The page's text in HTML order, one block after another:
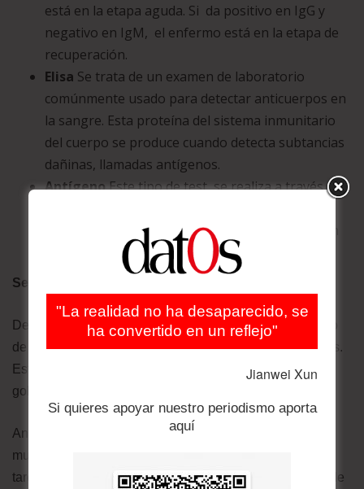
está en la etapa aguda. Si da positivo en IgG y
negativo en IgM, el enfermo está en la etapa de
recuperación.
Elisa Se trata de un examen de laboratorio
comúnmente usado para detectar anticuerpos en
la sangre. Esta proteína del sistema inmunitario
del cuerpo se produce cuando detecta subtancias
dañinas, llamadas antígenos.
AntígenoEste tipo de test se realiza a través de
proteína del virus de manera rápida: en cuestión
de 10 a 15 minutos.
Se amplía detección en Santa Cruz
Desde el ingreso del virus en territorio nacional, el foco
de la infección se centró en Santa Cruz, al oriente el país.
Este departamento se constituyó en la región más
golpeada por la Covid-19.
Ante la segunda ola de contagios, las autoridades
municipales y departamentales optaron por reforzar las
tareas de detección masiva para la atención temprana de
"La realidad no ha desaparecido, se
ha convertido en un reflejo"
Jianwei Xun
Si quieres apoyar nuestro periodismo aporta
aquí